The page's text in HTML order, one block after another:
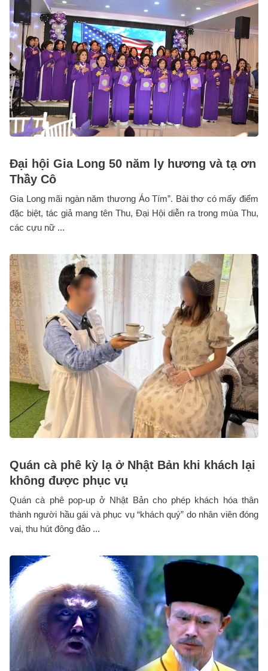
Đại hội Gia Long 50 năm ly hương và tạ ơn
Thầy Cô
Gia Long mãi ngàn năm thương Áo Tím”. Bài thơ có mấy điểm
đặc biệt, tác giả mang tên Thu, Đại Hội diễn ra trong mùa Thu,
các cựu nữ ...
Quán cà phê kỳ lạ ở Nhật Bản khi khách lại
không được phục vụ
Quán cà phê pop-up ở Nhật Bản cho phép khách hóa thân
thành người hầu gái và phục vụ “khách quý” do nhân viên đóng
vai, thu hút đông đảo ...